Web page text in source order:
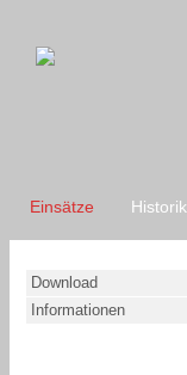
Einsätze Historik
Download
Informationen